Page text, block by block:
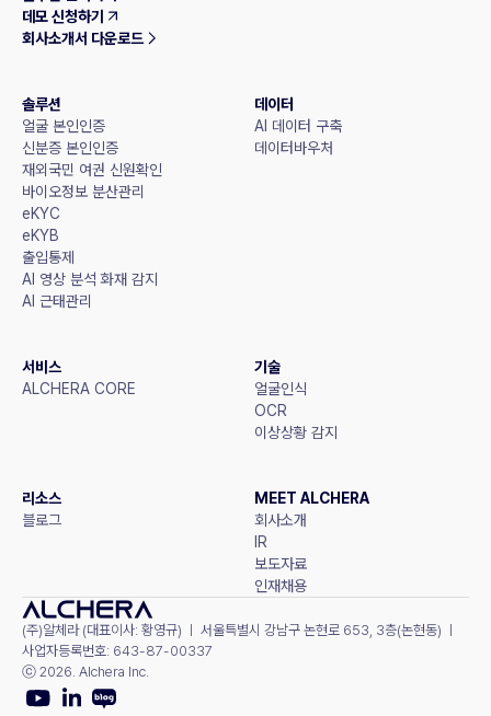
데모 신청하기
회사소개서 다운로드
솔루션
얼굴 본인인증
신분증 본인인증
재외국민 여권 신원확인
바이오정보 분산관리
eKYC
eKYB
출입통제
AI 영상 분석 화재 감지
AI 근태관리
데이터
AI 데이터 구축
데이터바우처
서비스
ALCHERA CORE
기술
얼굴인식
OCR
이상상황 감지
리소스
블로그
MEET ALCHERA
회사소개
IR
보도자료
인재채용
(주)알체라 (대표이사: 황영규) ㅣ 서울특별시 강남구 논현로 653, 3층(논현동) ㅣ
사업자등록번호: 643-87-00337
ⓒ 2026. Alchera Inc.